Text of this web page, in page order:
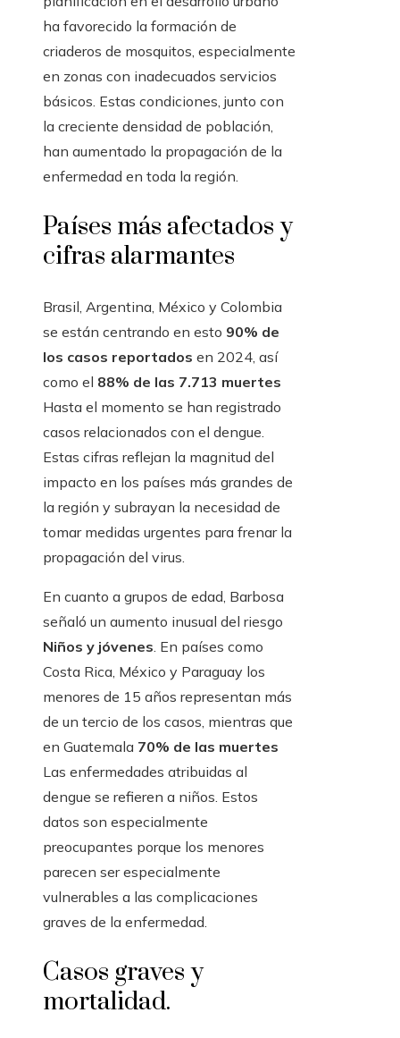
ha favorecido la formación de
criaderos de mosquitos, especialmente
en zonas con inadecuados servicios
básicos. Estas condiciones, junto con
la creciente densidad de población,
han aumentado la propagación de la
enfermedad en toda la región.
Países más afectados y
cifras alarmantes
Brasil, Argentina, México y Colombia
se están centrando en esto 90% de
los casos reportados en 2024, así
como el 88% de las 7.713 muertes
Hasta el momento se han registrado
casos relacionados con el dengue.
Estas cifras reflejan la magnitud del
impacto en los países más grandes de
la región y subrayan la necesidad de
tomar medidas urgentes para frenar la
propagación del virus.
En cuanto a grupos de edad, Barbosa
señaló un aumento inusual del riesgo
Niños y jóvenes. En países como
Costa Rica, México y Paraguay los
menores de 15 años representan más
de un tercio de los casos, mientras que
en Guatemala 70% de las muertes
Las enfermedades atribuidas al
dengue se refieren a niños. Estos
datos son especialmente
preocupantes porque los menores
parecen ser especialmente
vulnerables a las complicaciones
graves de la enfermedad.
Casos graves y
mortalidad.